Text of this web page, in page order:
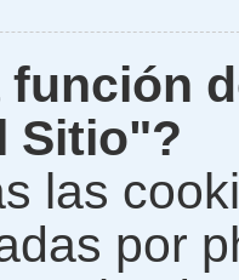
función
Sitio"?
las
por